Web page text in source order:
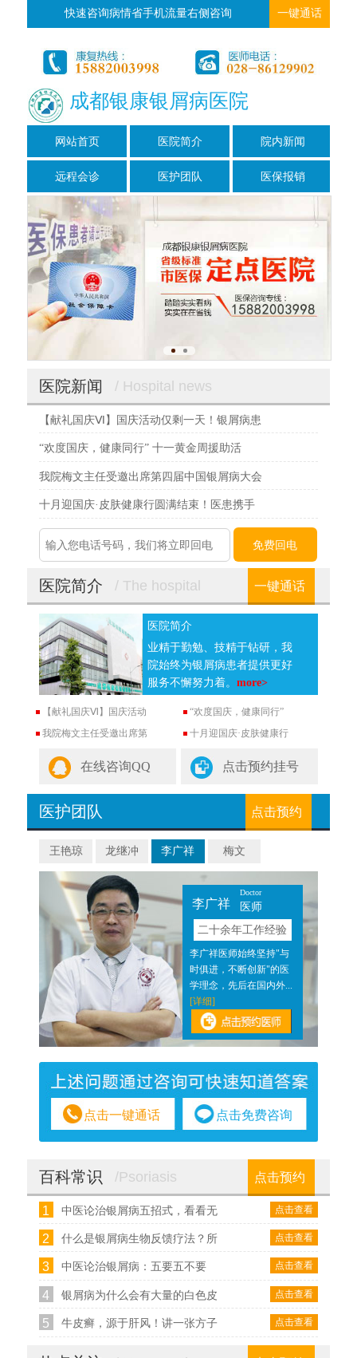
快速咨询病情省手机流量右侧咨询 一键通话
成都银康银屑病医院
网站首页 医院简介 院内新闻
远程会诊 医护团队 医保报销
医院新闻 / Hospital news
【献礼国庆Ⅵ】国庆活动仅剩一天！银屑病患
“欢度国庆，健康同行” 十一黄金周援助活
我院梅文主任受邀出席第四届中国银屑病大会
十月迎国庆·皮肤健康行圆满结束！医患携手
医院简介 / The hospital 一键通话
医院简介
业精于勤勉、技精于钻研，我
院始终为银屑病患者提供更好
服务不懈努力着。more>
【献礼国庆Ⅵ】国庆活动
“欢度国庆，健康同行”
我院梅文主任受邀出席第
十月迎国庆·皮肤健康行
在线咨询QQ 点击预约挂号
医护团队 点击预约
王艳琼 龙继冲 李广祥 梅文
李广祥
Doctor
医师
二十余年工作经验
李广祥医师始终坚持"与
时俱进，不断创新"的医
学理念，先后在国内外...
[详细]
点击一键通话 点击免费咨询
百科常识 /Psoriasis 点击预约
1 点击查看
中医论治银屑病五招式，看看无
2 点击查看
什么是银屑病生物反馈疗法？所
3 点击查看
中医论治银屑病：五要五不要
4 点击查看
银屑病为什么会有大量的白色皮
5 点击查看
牛皮癣，源于肝风！讲一张方子